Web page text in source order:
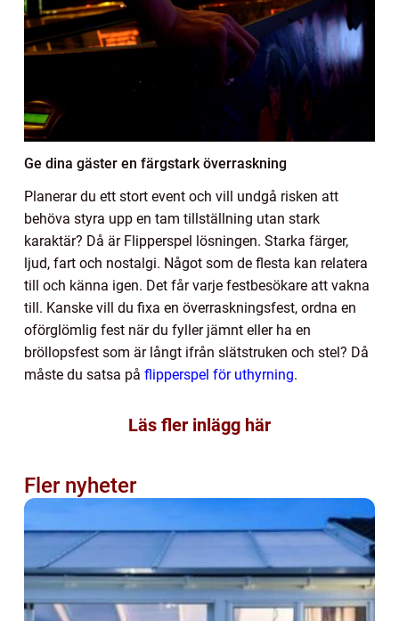
Ge dina gäster en färgstark överraskning
Planerar du ett stort event och vill undgå risken att
behöva styra upp en tam tillställning utan stark
karaktär? Då är Flipperspel lösningen. Starka färger,
ljud, fart och nostalgi. Något som de flesta kan relatera
till och känna igen. Det får varje festbesökare att vakna
till. Kanske vill du fixa en överraskningsfest, ordna en
oförglömlig fest när du fyller jämnt eller ha en
bröllopsfest som är långt ifrån slätstruken och stel? Då
måste du satsa på flipperspel för uthyrning.
Läs fler inlägg här
Fler nyheter